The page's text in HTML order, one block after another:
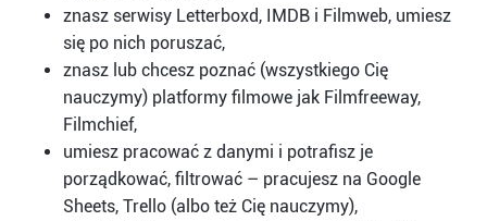
znasz serwisy Letterboxd, IMDB i Filmweb, umiesz
się po nich poruszać,
znasz lub chcesz poznać (wszystkiego Cię
nauczymy) platformy filmowe jak Filmfreeway,
Filmchief,
umiesz pracować z danymi i potrafisz je
porządkować, filtrować – pracujesz na Google
Sheets, Trello (albo też Cię nauczymy),